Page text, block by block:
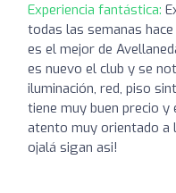
Experiencia fantástica:
todas las semanas
es el mejor de
es nuevo el club y se
iluminación, red, piso
tiene muy buen precio
atento muy orientado a
ojalá sigan asi!